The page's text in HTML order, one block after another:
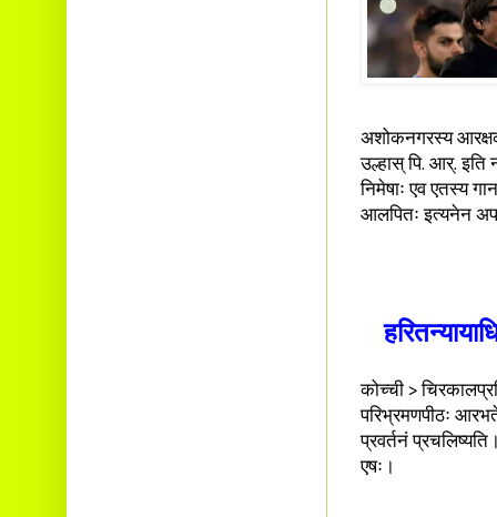
अशोकनगरस्य
उल्हास् पि. आर्. इति
निमेषाः एव एतस्य
आलपितः इत्यनेन
कोच्ची >
परिभ्रमणपीठः
प्रवर्तनं
एषः।